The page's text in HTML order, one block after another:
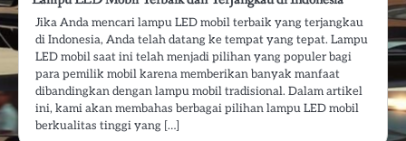
Jika Anda mencari lampu LED mobil terbaik yang terjangkau
di Indonesia, Anda telah datang ke tempat yang tepat. Lampu
LED mobil saat ini telah menjadi pilihan yang populer bagi
para pemilik mobil karena memberikan banyak manfaat
dibandingkan dengan lampu mobil tradisional. Dalam artikel
ini, kami akan membahas berbagai pilihan lampu LED mobil
berkualitas tinggi yang […]